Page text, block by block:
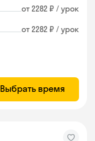
от 2282 ₽ / урок
от 2282 ₽ / урок
Выбрать время